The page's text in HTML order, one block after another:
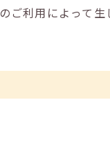
ご利用によって